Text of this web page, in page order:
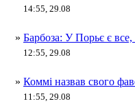
14:55, 29.08
» Барбоза: У Порьє є
12:55, 29.08
» Коммі назвав свого
11:55, 29.08